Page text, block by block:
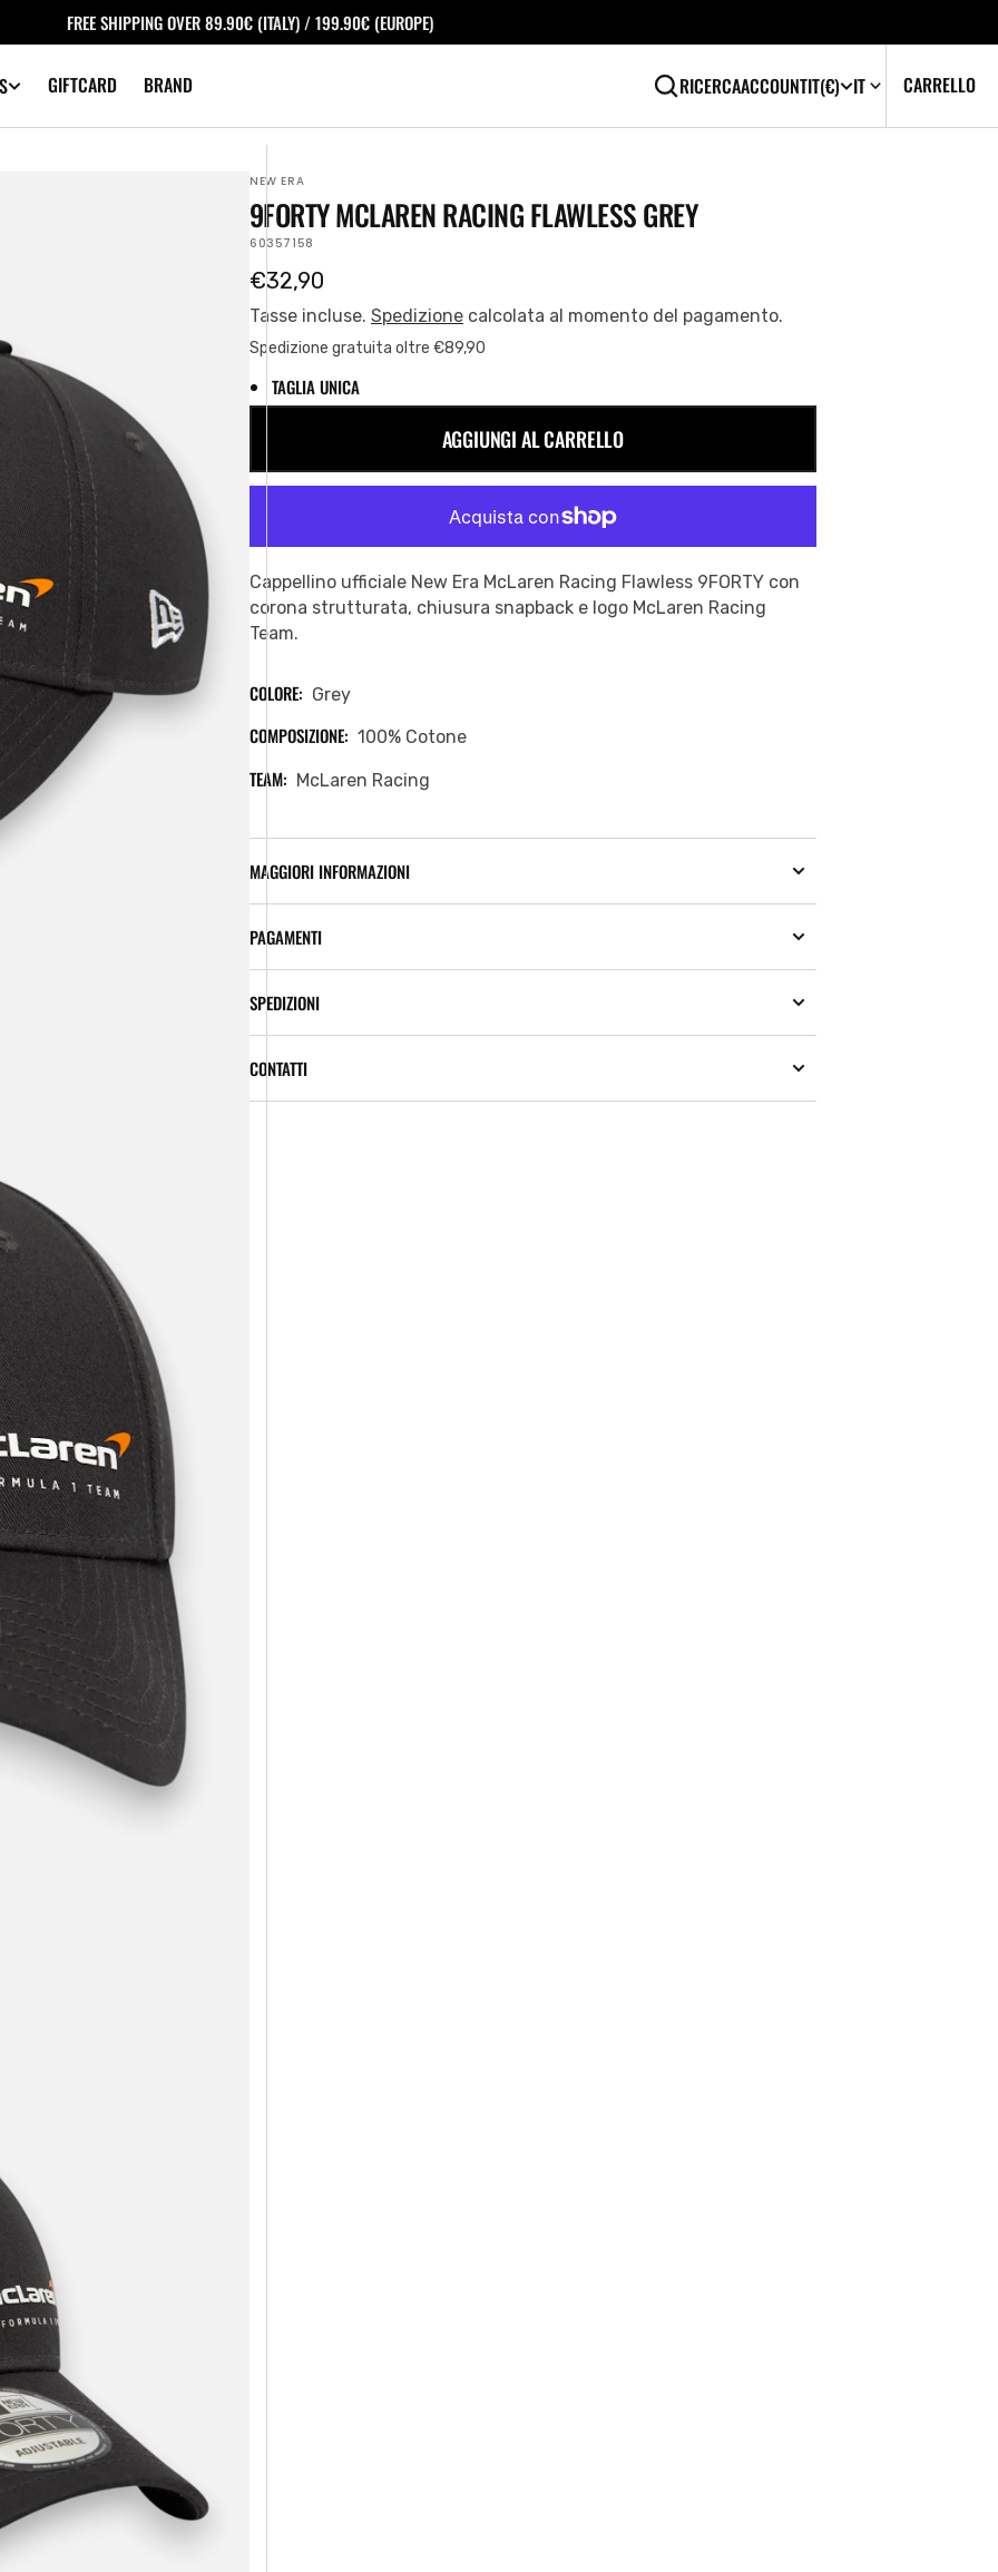
FREE SHIPPING OVER 89.90€ (ITALY) / 199.90€ (EUROPE)
GIFTCARD BRAND RICERCAACCOUNTIT(€) IT CARRELLO0
NEW ERA
9FORTY MCLAREN RACING FLAWLESS GREY
SKU:
60357158
Prezzo
regolare
€32,90
Tasse incluse. Spedizione calcolata al momento del pagamento.
Spedizione gratuita oltre €89,90
TAGLIA UNICA
AGGIUNGI AL CARRELLO
Cappellino ufficiale New Era McLaren Racing Flawless 9FORTY con
corona strutturata, chiusura snapback e logo McLaren Racing
Team.
COLORE: Grey
COMPOSIZIONE: 100% Cotone
TEAM: McLaren Racing
MAGGIORI INFORMAZIONI
PAGAMENTI
SPEDIZIONI
CONTATTI